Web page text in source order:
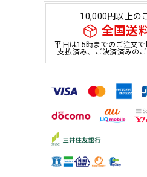
10,000円以上の
全国送
平日は15時までのご注文
支払済み、ご決済済みの